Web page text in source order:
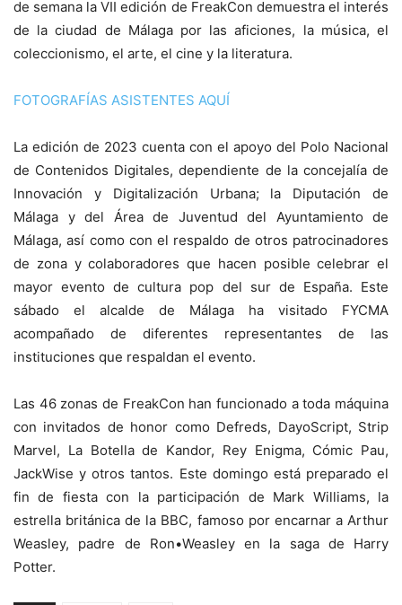
de semana la VII edición de FreakCon demuestra el interés
de la ciudad de Málaga por las aficiones, la música, el
coleccionismo, el arte, el cine y la literatura.
FOTOGRAFÍAS ASISTENTES AQUÍ
La edición de 2023 cuenta con el apoyo del Polo Nacional
de Contenidos Digitales, dependiente de la concejalía de
Innovación y Digitalización Urbana; la Diputación de
Málaga y del Área de Juventud del Ayuntamiento de
Málaga, así como con el respaldo de otros patrocinadores
de zona y colaboradores que hacen posible celebrar el
mayor evento de cultura pop del sur de España. Este
sábado el alcalde de Málaga ha visitado FYCMA
acompañado de diferentes representantes de las
instituciones que respaldan el evento.
Las 46 zonas de FreakCon han funcionado a toda máquina
con invitados de honor como Defreds, DayoScript, Strip
Marvel, La Botella de Kandor, Rey Enigma, Cómic Pau,
JackWise y otros tantos. Este domingo está preparado el
fin de fiesta con la participación de Mark Williams, la
estrella británica de la BBC, famoso por encarnar a Arthur
Weasley, padre de Ron•Weasley en la saga de Harry
Potter.